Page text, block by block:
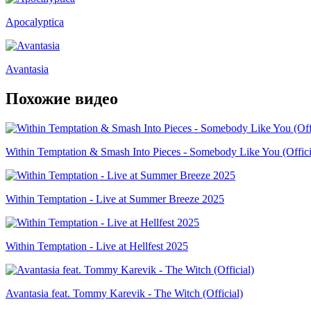
Apocalyptica
Avantasia
Похожие видео
Within Temptation & Smash Into Pieces - Somebody Like You
Within Temptation - Live at Summer Breeze 2025
Within Temptation - Live at Hellfest 2025
Avantasia feat. Tommy Karevik - The Witch (Official)